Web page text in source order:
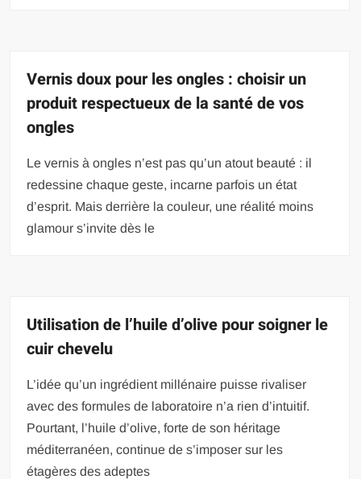
Vernis doux pour les ongles : choisir un
produit respectueux de la santé de vos
ongles
Le vernis à ongles n’est pas qu’un atout beauté : il
redessine chaque geste, incarne parfois un état
d’esprit. Mais derrière la couleur, une réalité moins
glamour s’invite dès le
Utilisation de l’huile d’olive pour soigner le
cuir chevelu
L’idée qu’un ingrédient millénaire puisse rivaliser
avec des formules de laboratoire n’a rien d’intuitif.
Pourtant, l’huile d’olive, forte de son héritage
méditerranéen, continue de s’imposer sur les
étagères des adeptes